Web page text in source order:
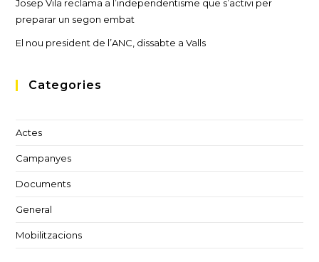
Josep Vila reclama a l’independentisme que s’activi per
preparar un segon embat
El nou president de l’ANC, dissabte a Valls
Categories
Actes
Campanyes
Documents
General
Mobilitzacions